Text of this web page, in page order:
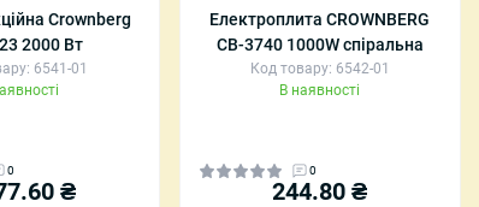
Crownberg
2000 Вт
6541-01
0
₴
Електроплита CROWNBERG
СВ-3740 1000W спіральна
Код товару: 6542-01
В наявності
0
244.80 ₴